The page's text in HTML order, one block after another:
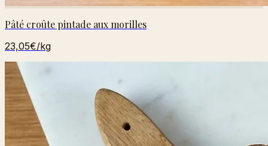
Pâté croûte pintade aux morilles
23,05€/kg